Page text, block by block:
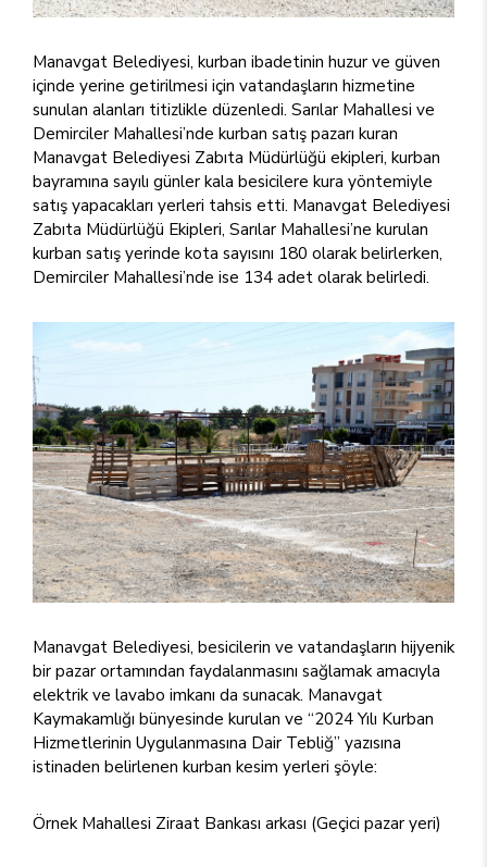
Manavgat Belediyesi, kurban ibadetinin huzur ve güven
içinde yerine getirilmesi için vatandaşların hizmetine
sunulan alanları titizlikle düzenledi. Sarılar Mahallesi ve
Demirciler Mahallesi’nde kurban satış pazarı kuran
Manavgat Belediyesi Zabıta Müdürlüğü ekipleri, kurban
bayramına sayılı günler kala besicilere kura yöntemiyle
satış yapacakları yerleri tahsis etti. Manavgat Belediyesi
Zabıta Müdürlüğü Ekipleri, Sarılar Mahallesi’ne kurulan
kurban satış yerinde kota sayısını 180 olarak belirlerken,
Demirciler Mahallesi’nde ise 134 adet olarak belirledi.
Manavgat Belediyesi, besicilerin ve vatandaşların hijyenik
bir pazar ortamından faydalanmasını sağlamak amacıyla
elektrik ve lavabo imkanı da sunacak. Manavgat
Kaymakamlığı bünyesinde kurulan ve “2024 Yılı Kurban
Hizmetlerinin Uygulanmasına Dair Tebliğ” yazısına
istinaden belirlenen kurban kesim yerleri şöyle:
Örnek Mahallesi Ziraat Bankası arkası (Geçici pazar yeri)